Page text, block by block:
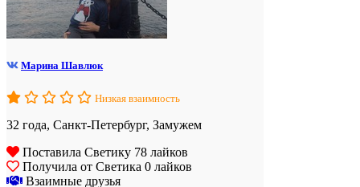
Марина Шавлюк
Низкая взаимность
32 года, Санкт-Петербург, Замужем
Поставила Светику 78 лайков
Получила от Светика 0 лайков
Взаимные друзья